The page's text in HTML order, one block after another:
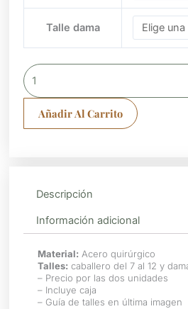
Talle dama
cantidad
Añadir Al Carrito
Descripción
Información adicional
Material: Acero quirúrgico
Talles: caballero del 7 al 12 y
– Precio por las dos unidades
– Incluye caja
– Guía de talles en última imagen